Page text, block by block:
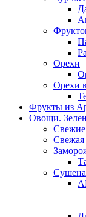
Орехи
Орехи
Фрукты из
Овощи.
Свежая